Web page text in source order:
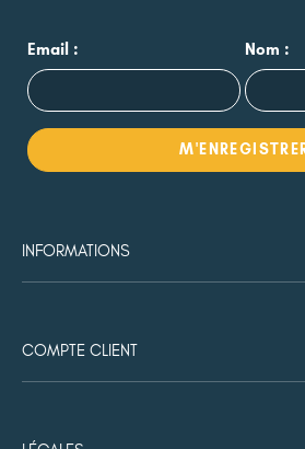
Email : Nom :
INFORMATIONS
COMPTE CLIENT